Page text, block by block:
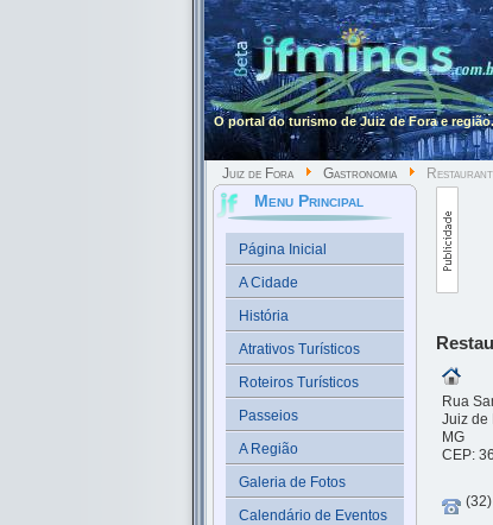
O portal do turismo de Juiz de Fora e região.
Juiz de Fora Gastronomia
Menu Principal
Página Inicial
A Cidade
História
Atrativos Turísticos
Roteiros Turísticos
Passeios
A Região
Galeria de Fotos
Calendário de Eventos
Rua
Juiz de
MG
CEP: